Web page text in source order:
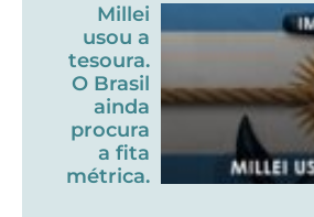
Millei
usou a
tesoura.
O Brasil
ainda
procura
a fita
métrica.